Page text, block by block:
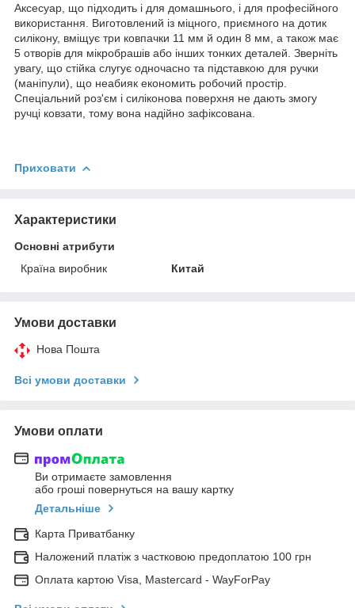
Аксесуар, що підходить і для домашнього, і для професійного
використання. Виготовлений із міцного, приємного на дотик
силікону, вміщує три ковпачки 11 мм й один 8 мм, а також має
5 отворів для мікробрашів або інших тонких деталей. Зверніть
увагу, що стійка слугує одночасно та підставкою для ручки
(маніпули), що неабияк економить робочий простір.
Спеціальний роз'єм і силіконова поверхня не дають змогу
ручці ковзати, тому вона надійно зафіксована.
Приховати
Характеристики
Основні атрибути
Країна виробник
Китай
Умови доставки
Нова Пошта
Всі умови доставки
Умови оплати
Ви отримаєте замовлення
або гроші повернуться на вашу картку
Детальніше
Карта Приватбанку
Наложений платіж з частковою предоплатою 100 грн
Оплата картою Visa, Mastercard - WayForPay